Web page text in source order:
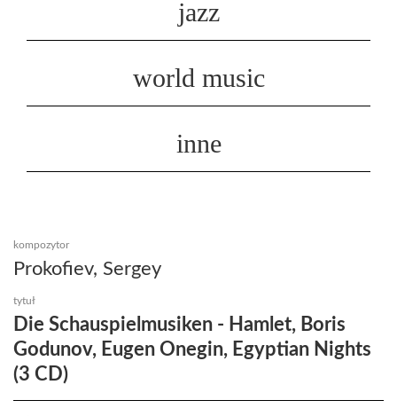
jazz
world music
inne
kompozytor
Prokofiev, Sergey
tytuł
Die Schauspielmusiken - Hamlet, Boris
Godunov, Eugen Onegin, Egyptian Nights
(3 CD)